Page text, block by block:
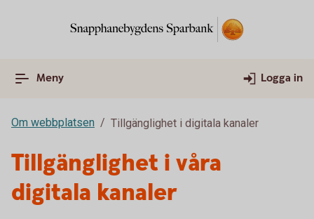
Meny Logga in
Om webbplatsen Tillgänglighet i digitala kanaler
Tillgänglighet i våra
digitala kanaler